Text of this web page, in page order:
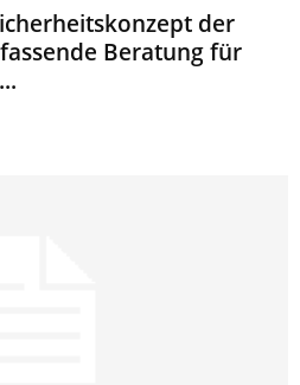
der
Beratung für